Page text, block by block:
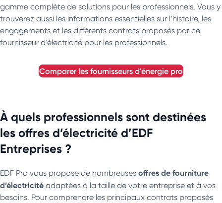
gamme complète de solutions pour les professionnels. Vous y
trouverez aussi les informations essentielles sur l’histoire, les
engagements et les différents contrats proposés par ce
fournisseur d’électricité pour les professionnels.
comparer les fournisseurs d'énergie pro
À quels professionnels sont destinées
les offres d’électricité d’EDF
Entreprises ?
EDF Pro vous propose de nombreuses offres de fourniture
d’électricité adaptées à la taille de votre entreprise et à vos
besoins. Pour comprendre les principaux contrats proposés